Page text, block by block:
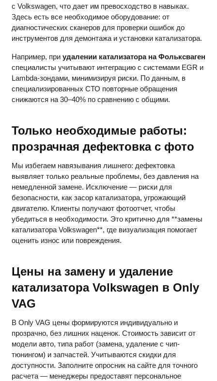
с Volkswagen, что дает им превосходство в навыках.
Здесь есть все необходимое оборудование: от
диагностических сканеров для проверки ошибок до
инструментов для демонтажа и установки катализатора.
Например, при удалении катализатора на Фольксваген
специалисты учитывают интеграцию с системами EGR и
Lambda-зондами, минимизируя риски. По данным, в
специализированных СТО повторные обращения
снижаются на 30–40% по сравнению с общими.
Только необходимые работы:
прозрачная дефектовка с фото
Мы избегаем навязывания лишнего: дефектовка
выявляет только реальные проблемы, без давления на
немедленной замене. Исключение — риски для
безопасности, как засор катализатора, угрожающий
двигателю. Клиенты получают фотоотчет, чтобы
убедиться в необходимости. Это критично для **замены
катализатора Volkswagen**, где визуализация помогает
оценить износ или повреждения.
Цены на замену и удаление
катализатора Volkswagen в Only
VAG
В Only VAG цены формируются индивидуально и
прозрачно, без лишних наценок. Стоимость зависит от
модели авто, типа работ (замена, удаление с чип-
тюнингом) и запчастей. Учитываются скидки для
доступности. Заполните опросник на сайте для точного
расчета — менеджеры предоставят персональное